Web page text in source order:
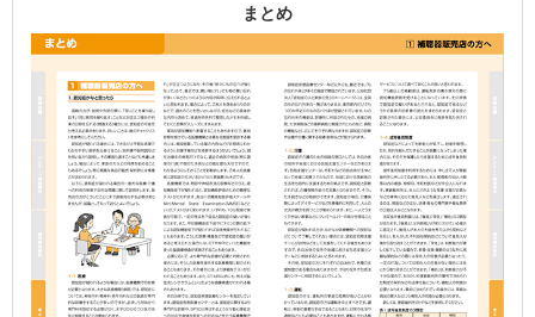
まとめ